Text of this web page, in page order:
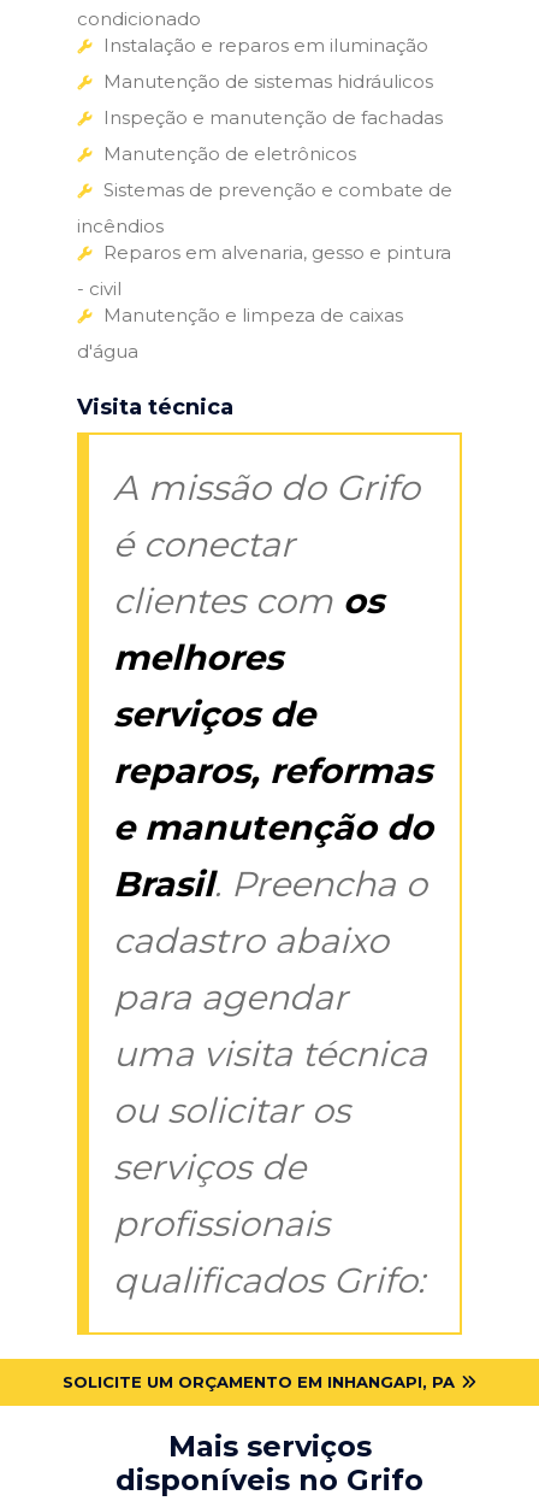
condicionado
Instalação e reparos em iluminação
Manutenção de sistemas hidráulicos
Inspeção e manutenção de fachadas
Manutenção de eletrônicos
Sistemas de prevenção e combate de
incêndios
Reparos em alvenaria, gesso e pintura
- civil
Manutenção e limpeza de caixas
d'água
Visita técnica
A missão do Grifo
é conectar
clientes com os
melhores
serviços de
reparos, reformas
e manutenção do
Brasil. Preencha o
cadastro abaixo
para agendar
uma visita técnica
ou solicitar os
serviços de
profissionais
qualificados Grifo:
SOLICITE UM ORÇAMENTO EM INHANGAPI, PA
Mais serviços
disponíveis no Grifo